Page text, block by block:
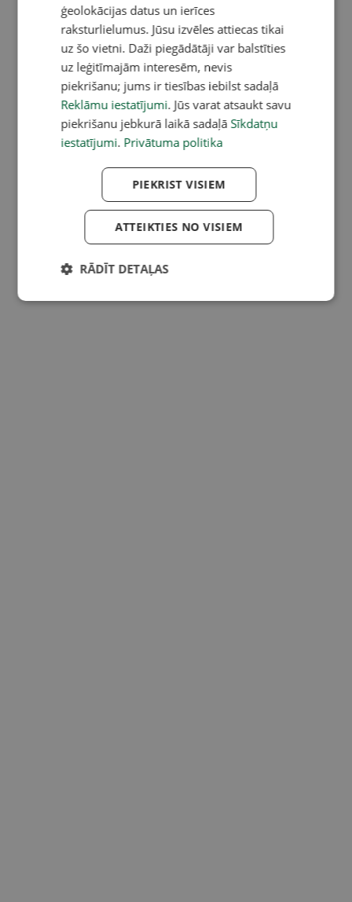
ģeolokācijas datus un ierīces
raksturlielumus. Jūsu izvēles attiecas tikai
uz šo vietni. Daži piegādātāji var balstīties
uz leģitīmajām interesēm, nevis
piekrišanu; jums ir tiesības iebilst sadaļā
Reklāmu iestatījumi. Jūs varat atsaukt savu
piekrišanu jebkurā laikā sadaļā Sīkdatņu
iestatījumi. Privātuma politika
PIEKRIST VISIEM
ATTEIKTIES NO VISIEM
RĀDĪT DETAĻAS